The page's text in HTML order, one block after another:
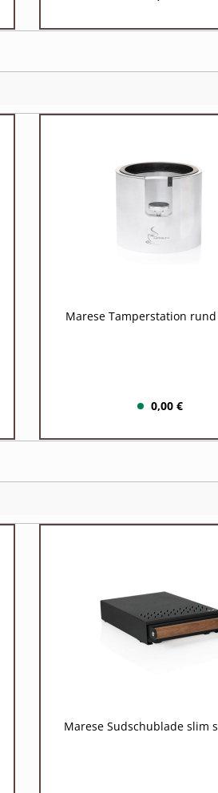
Marese Tamperstation
0,00 €
Marese Sudschublade slim